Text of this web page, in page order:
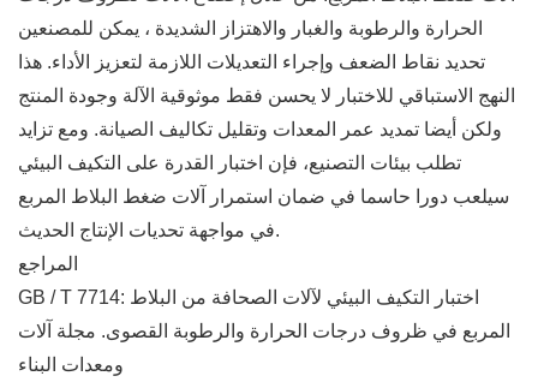
الحرارة والرطوبة والغبار والاهتزاز الشديدة ، يمكن للمصنعين
تحديد نقاط الضعف وإجراء التعديلات اللازمة لتعزيز الأداء. هذا
النهج الاستباقي للاختبار لا يحسن فقط موثوقية الآلة وجودة المنتج
ولكن أيضا تمديد عمر المعدات وتقليل تكاليف الصيانة. ومع تزايد
تطلب بيئات التصنيع، فإن اختبار القدرة على التكيف البيئي
سيلعب دورا حاسما في ضمان استمرار آلات ضغط البلاط المربع
في مواجهة تحديات الإنتاج الحديث.
المراجع
GB / T 7714: اختبار التكيف البيئي لآلات الصحافة من البلاط
المربع في ظروف درجات الحرارة والرطوبة القصوى. مجلة آلات
ومعدات البناء